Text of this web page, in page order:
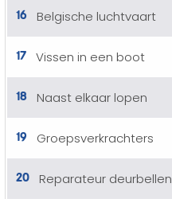
16 Belgische luchtvaart
17 Vissen in een boot
18 Naast elkaar lopen
19 Groepsverkrachters
20 Reparateur deurbellen